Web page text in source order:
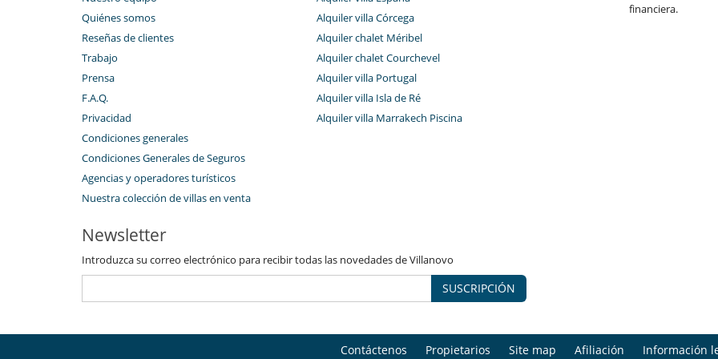
Quiénes somos
Reseñas de clientes
Trabajo
Prensa
F.A.Q.
Privacidad
Condiciones generales
Condiciones Generales de Seguros
Agencias y operadores turísticos
Nuestra colección de villas en venta
Alquiler villa Córcega
Alquiler chalet Méribel
Alquiler chalet Courchevel
Alquiler villa Portugal
Alquiler villa Isla de Ré
Alquiler villa Marrakech Piscina
financiera.
Newsletter
Introduzca su correo electrónico para recibir todas las novedades de Villanovo
SUSCRIPCIÓN
Contáctenos Propietarios Site map Afiliación Información